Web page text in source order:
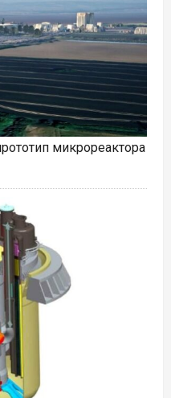
микрореактора